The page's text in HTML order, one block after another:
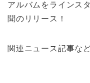
アルバムをラインス
聞のリリース！
関連ニュース記事な